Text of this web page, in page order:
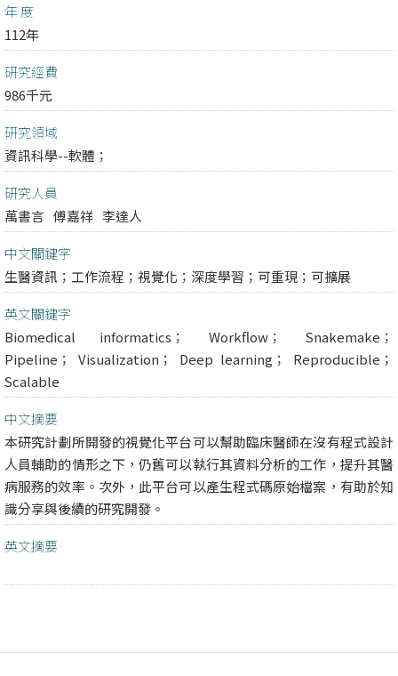
年 度
112年
研究經費
986千元
研究領域
資訊科學--軟體；
研究人員
萬書言 傅嘉祥 李達人
中文關鍵字
生醫資訊；工作流程；視覺化；深度學習；可重現；可擴展
英文關鍵字
Biomedical informatics； Workflow； Snakemake；
Pipeline； Visualization； Deep learning； Reproducible；
Scalable
中文摘要
本研究計劃所開發的視覺化平台可以幫助臨床醫師在沒有程式設計
人員輔助的情形之下，仍舊可以執行其資料分析的工作，提升其醫
病服務的效率。次外，此平台可以產生程式碼原始檔案，有助於知
識分享與後續的研究開發。
英文摘要